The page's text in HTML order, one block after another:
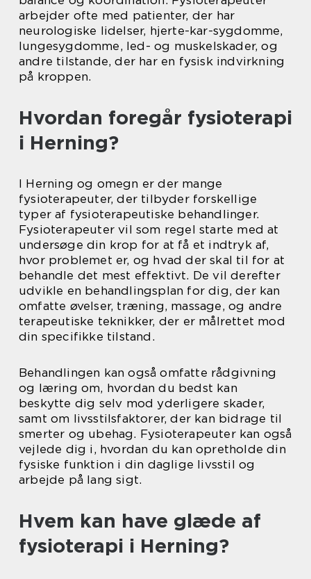
arbejder ofte med patienter, der har
neurologiske lidelser, hjerte-kar-sygdomme,
lungesygdomme, led- og muskelskader, og
andre tilstande, der har en fysisk indvirkning
på kroppen.
Hvordan foregår fysioterapi
i Herning?
I Herning og omegn er der mange
fysioterapeuter, der tilbyder forskellige
typer af fysioterapeutiske behandlinger.
Fysioterapeuter vil som regel starte med at
undersøge din krop for at få et indtryk af,
hvor problemet er, og hvad der skal til for at
behandle det mest effektivt. De vil derefter
udvikle en behandlingsplan for dig, der kan
omfatte øvelser, træning, massage, og andre
terapeutiske teknikker, der er målrettet mod
din specifikke tilstand.
Behandlingen kan også omfatte rådgivning
og læring om, hvordan du bedst kan
beskytte dig selv mod yderligere skader,
samt om livsstilsfaktorer, der kan bidrage til
smerter og ubehag. Fysioterapeuter kan også
vejlede dig i, hvordan du kan opretholde din
fysiske funktion i din daglige livsstil og
arbejde på lang sigt.
Hvem kan have glæde af
fysioterapi i Herning?